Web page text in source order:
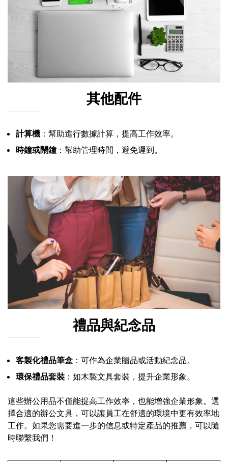
其他配件
計算機 ：幫助進行數據計算，提高工作效率。
時鐘或鬧鐘：幫助管理時間，避免遲到。
禮品與紀念品
客製化禮品筆盒 ：可作為企業贈品或活動紀念品。
環保禮品套裝 ：如木製文具套裝，提升企業形象。
這些辦公用品不僅能提高工作效率，也能增強企業形象。選
擇合適的辦公文具，可以讓員工在舒適的環境中更有效率地
工作。如果您需要進一步的信息或特定產品的推薦，可以隨
時聯繫我們！